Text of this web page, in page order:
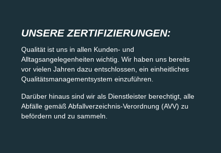
UNSERE ZERTIFIZIERUNGEN:
Qualität ist uns in allen Kunden- und
Alltagsangelegenheiten wichtig. Wir haben uns bereits
vor vielen Jahren dazu entschlossen, ein einheitliches
Qualitätsmanagementsystem einzuführen.
Darüber hinaus sind wir als Dienstleister berechtigt, alle
Abfälle gemäß Abfallverzeichnis-Verordnung (AVV) zu
befördern und zu sammeln.